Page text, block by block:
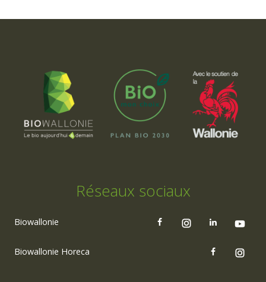
Réseaux sociaux
Biowallonie
Biowallonie Horeca